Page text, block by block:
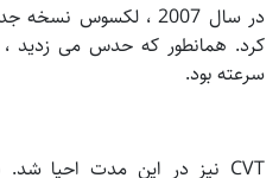
سرعته بود.